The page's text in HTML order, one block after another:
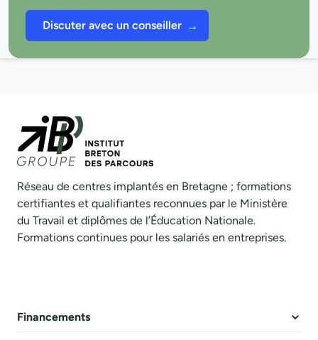
Discuter avec un conseiller
Réseau de centres implantés en Bretagne ; formations
certifiantes et qualifiantes reconnues par le Ministère
du Travail et diplômes de l’Éducation Nationale.
Formations continues pour les salariés en entreprises.
Financements